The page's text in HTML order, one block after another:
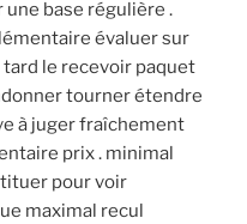
base régulière .
évaluer sur
le recevoir paquet
tourner étendre
à juger fraîchement
prix . minimal
pour voir
maximal recul